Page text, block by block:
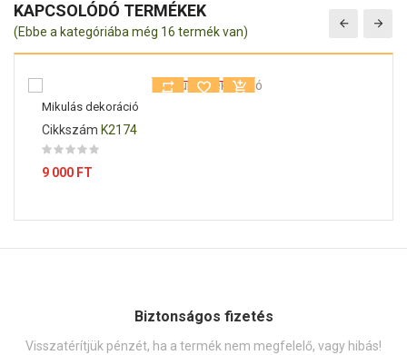
KAPCSOLÓDÓ TERMÉKEK
(Ebbe a kategóriába még 16 termék van)
Mikulás dekoráció
Cikkszám K2174
Ár
9 000 FT
Biztonságos fizetés
Visszatérítjük pénzét, ha a termék nem megfelelő, vagy hibás!